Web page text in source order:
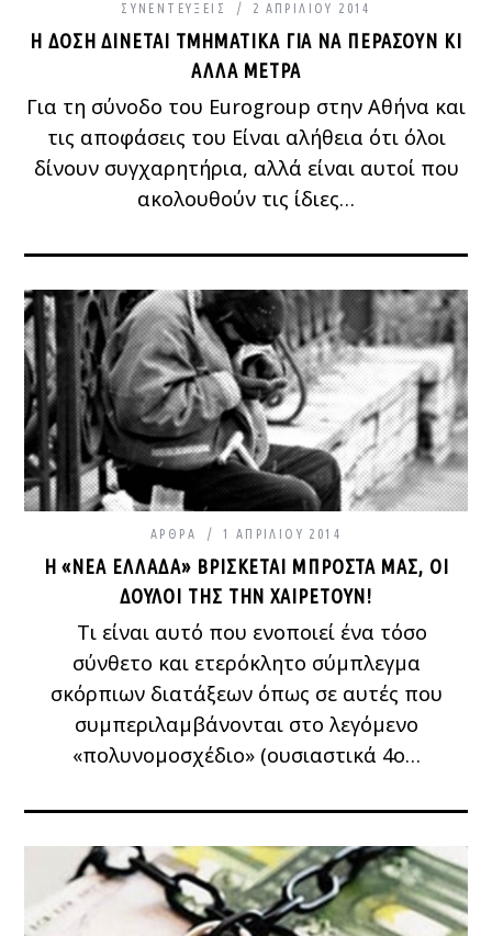
ΣΥΝΕΝΤΕΎΞΕΙΣ 2 ΑΠΡΙΛΊΟΥ 2014
Η ΔΌΣΗ ΔΊΝΕΤΑΙ ΤΜΗΜΑΤΙΚΆ ΓΙΑ ΝΑ ΠΕΡΆΣΟΥΝ ΚΙ
ΆΛΛΑ ΜΈΤΡΑ
Για τη σύνοδο του Eurogroup στην Αθήνα και
τις αποφάσεις του Είναι αλήθεια ότι όλοι
δίνουν συγχαρητήρια, αλλά είναι αυτοί που
ακολουθούν τις ίδιες…
ΆΡΘΡΑ 1 ΑΠΡΙΛΊΟΥ 2014
Η «ΝΈΑ ΕΛΛΆΔΑ» ΒΡΊΣΚΕΤΑΙ ΜΠΡΟΣΤΆ ΜΑΣ, ΟΙ
ΔΟΎΛΟΙ ΤΗΣ ΤΗΝ ΧΑΙΡΕΤΟΎΝ!
Τι είναι αυτό που ενοποιεί ένα τόσο
σύνθετο και ετερόκλητο σύμπλεγμα
σκόρπιων διατάξεων όπως σε αυτές που
συμπεριλαμβάνονται στο λεγόμενο
«πολυνομοσχέδιο» (ουσιαστικά 4ο…